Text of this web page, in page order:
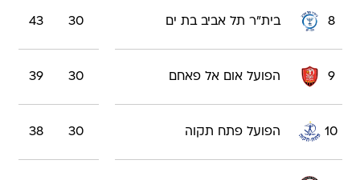
8 בית"ר תל אביב בת ים 30
43
9 הפועל אום אל פאחם 30
39
10 הפועל פתח תקוה 30
38